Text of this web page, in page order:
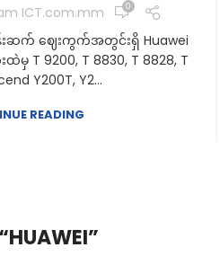
ICT.com.mm 0
းဆက် ဈေးကွက်အတွင်းရှိ Huawei
ထဲမှ T 9200, T 8830, T 8828, T
Y200T, Y2...
READING
HUAWEI”